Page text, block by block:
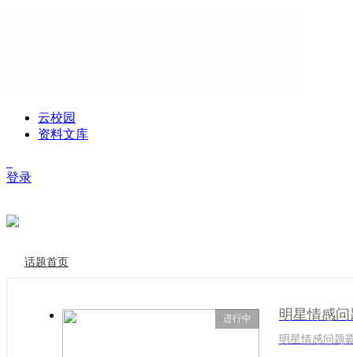
云校园
资料文库
登录
话题首页
进行中 明星情感
明星情感问题